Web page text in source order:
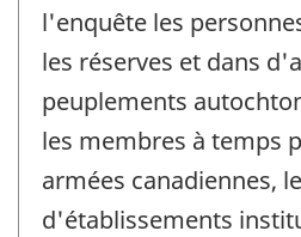
l'enquête les
les réserves et dans
peuplements
les membres à temps
armées canadiennes,
d'établissements